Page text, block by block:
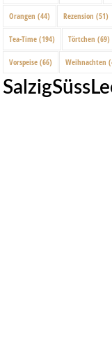
Orangen (44) Rezension (51)
Tea-Time (194) Törtchen (69)
Vorspeise (66) Weihnachten